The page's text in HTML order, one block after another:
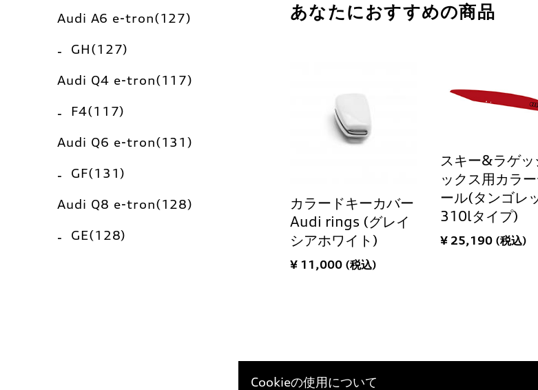
Audi A6 e-tron(127)
GH(127)
Audi Q4 e-tron(117)
F4(117)
Audi Q6 e-tron(131)
GF(131)
Audi Q8 e-tron(128)
GE(128)
あなたにおすすめの商品
カラードキーカバー
Audi rings (グレイ
シアホワイト)
¥ 11,000 (税込)
スキー&ラゲッ
ックス用カラ
ール(タンゴレ
310lタイプ)
¥ 25,190 (税込)
Cookieの使用について